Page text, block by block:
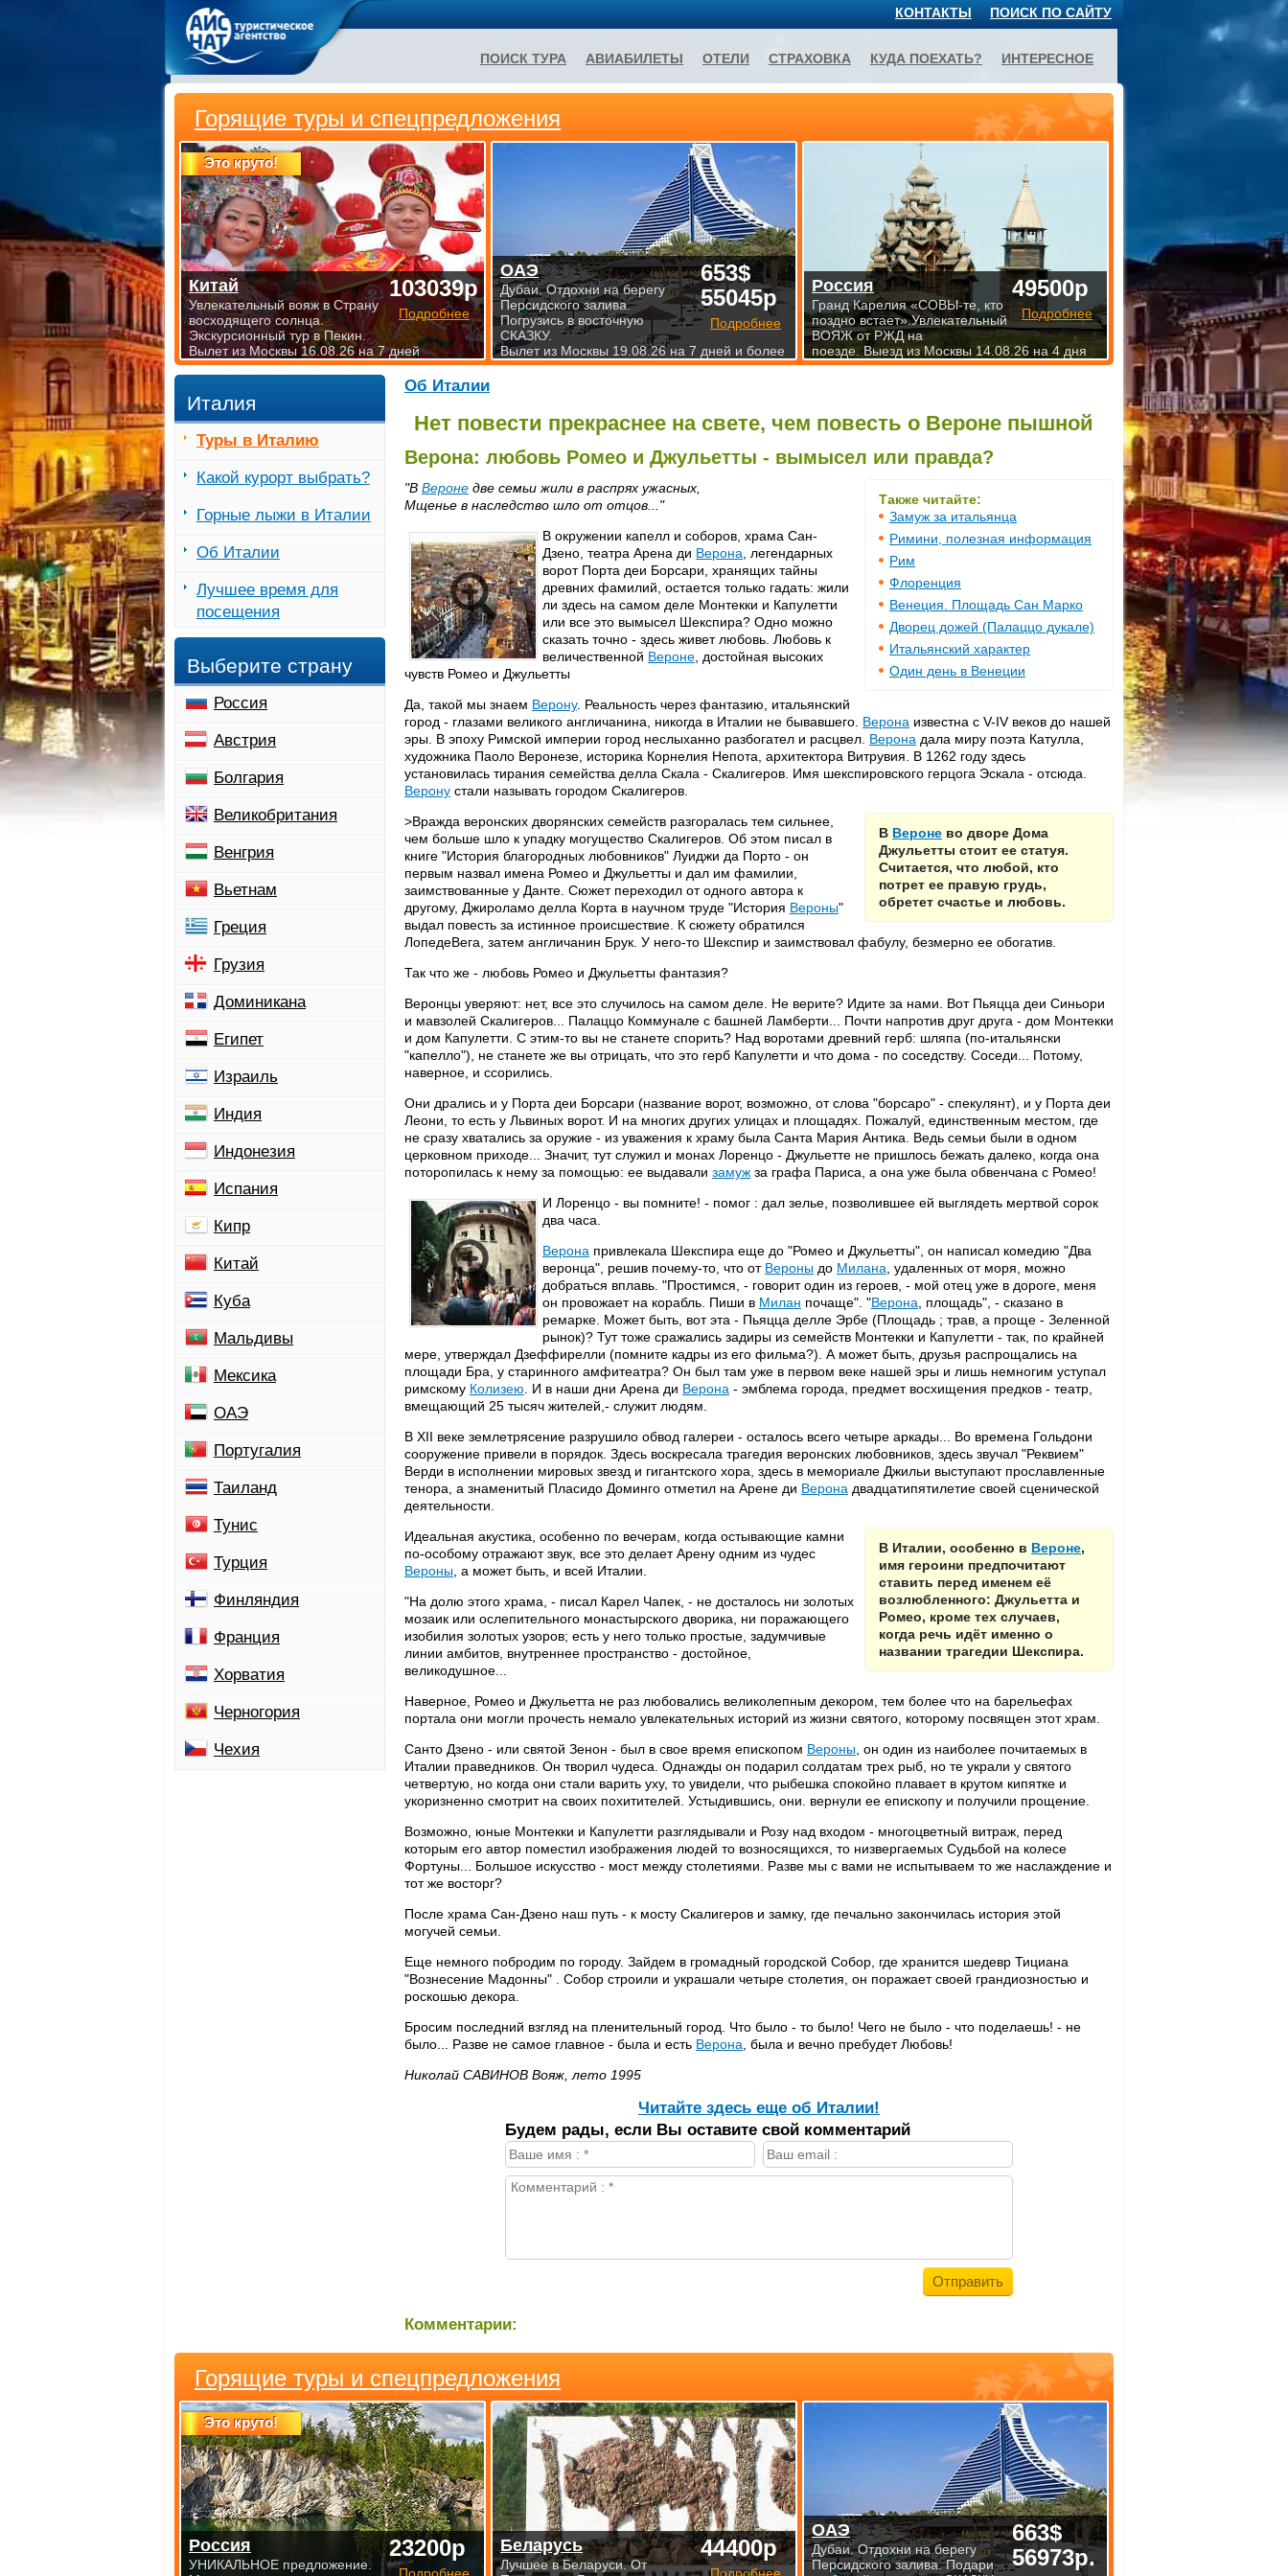
Об Италии
Нет повести прекраснее на свете, чем повесть о Вероне пышной
Верона: любовь Ромео и Джульетты - вымысел или правда?
Также читайте:
Замуж за итальянца
Римини, полезная информация
Рим
Флоренция
Венеция. Площадь Сан Марко
Дворец дожей (Палаццо дукале)
Итальянский характер
Один день в Венеции
"В Вероне две семьи жили в распрях ужасных,
Мщенье в наследство шло от отцов..."
В окружении капелл и соборов, храма Сан-
Дзено, театра Арена ди Верона , легендарных
ворот Порта деи Борсари, хранящих тайны
древних фамилий, остается только гадать: жили
ли здесь на самом деле Монтекки и Капулетти
или все это вымысел Шекспира? Одно можно
сказать точно - здесь живет любовь. Любовь к
величественной Вероне , достойная высоких
чувств Ромео и Джульетты
Да, такой мы знаем Верону. Реальность через фантазию, итальянский
город - глазами великого англичанина, никогда в Италии не бывавшего. Верона известна с V-IV веков до нашей
эры. В эпоху Римской империи город неслыханно разбогател и расцвел. Верона дала миру поэта Катулла,
художника Паоло Веронезе, историка Корнелия Непота, архитектора Витрувия. В 1262 году здесь
установилась тирания семейства делла Скала - Скалигеров. Имя шекспировского герцога Эскала - отсюда.
Верону стали называть городом Скалигеров.
В Вероне во дворе Дома
Джульетты стоит ее статуя.
Считается, что любой, кто
потрет ее правую грудь,
обретет счастье и любовь.
>Вражда веронских дворянских семейств разгоралась тем сильнее,
чем больше шло к упадку могущество Скалигеров. Об этом писал в
книге "История благородных любовников" Луиджи да Порто - он
первым назвал имена Ромео и Джульетты и дал им фамилии,
заимствованные у Данте. Сюжет переходил от одного автора к
другому, Джироламо делла Корта в научном труде "История Вероны"
выдал повесть за истинное происшествие. К сюжету обратился
ЛопедеВега, затем англичанин Брук. У него-то Шекспир и заимствовал фабулу, безмерно ее обогатив.
Так что же - любовь Ромео и Джульетты фантазия?
Веронцы уверяют: нет, все это случилось на самом деле. Не верите? Идите за нами. Вот Пьяцца деи Синьори
и мавзолей Скалигеров... Палаццо Коммунале с башней Ламберти... Почти напротив друг друга - дом Монтекки
и дом Капулетти. С этим-то вы не станете спорить? Над воротами древний герб: шляпа (по-итальянски
"капелло"), не станете же вы отрицать, что это герб Капулетти и что дома - по соседству. Соседи... Потому,
наверное, и ссорились.
Они дрались и у Порта деи Борсари (название ворот, возможно, от слова "борсаро" - спекулянт), и у Порта деи
Леони, то есть у Львиных ворот. И на многих других улицах и площадях. Пожалуй, единственным местом, где
не сразу хватались за оружие - из уважения к храму была Санта Мария Антика. Ведь семьи были в одном
церковном приходе... Значит, тут служил и монах Лоренцо - Джульетте не пришлось бежать далеко, когда она
поторопилась к нему за помощью: ее выдавали замуж за графа Париса, а она уже была обвенчана с Ромео!
И Лоренцо - вы помните! - помог : дал зелье, позволившее ей выглядеть мертвой сорок
два часа.
Верона привлекала Шекспира еще до "Ромео и Джульетты", он написал комедию "Два
веронца", решив почему-то, что от Вероны до Милана , удаленных от моря, можно
добраться вплавь. "Простимся, - говорит один из героев, - мой отец уже в дороге, меня
он провожает на корабль. Пиши в Милан почаще". "Верона , площадь", - сказано в
ремарке. Может быть, вот эта - Пьяцца делле Эрбе (Площадь ; трав, а проще - Зеленной
рынок)? Тут тоже сражались задиры из семейств Монтекки и Капулетти - так, по крайней
мере, утверждал Дзеффирелли (помните кадры из его фильма?). А может быть, друзья распрощались на
площади Бра, у старинного амфитеатра? Он был там уже в первом веке нашей эры и лишь немногим уступал
римскому Колизею . И в наши дни Арена ди Верона - эмблема города, предмет восхищения предков - театр,
вмещающий 25 тысяч жителей,- служит людям.
В XII веке землетрясение разрушило обвод галереи - осталось всего четыре аркады... Во времена Гольдони
сооружение привели в порядок. Здесь воскресала трагедия веронских любовников, здесь звучал "Реквием"
Верди в исполнении мировых звезд и гигантского хора, здесь в мемориале Джильи выступают прославленные
тенора, а знаменитый Пласидо Доминго отметил на Арене ди Верона двадцатипятилетие своей сценической
деятельности.
В Италии, особенно в Вероне,
имя героини предпочитают
ставить перед именем её
возлюбленного: Джульетта и
Ромео, кроме тех случаев,
когда речь идёт именно о
названии трагедии Шекспира.
Идеальная акустика, особенно по вечерам, когда остывающие камни
по-особому отражают звук, все это делает Арену одним из чудес
Вероны , а может быть, и всей Италии.
"На долю этого храма, - писал Карел Чапек, - не досталось ни золотых
мозаик или ослепительного монастырского дворика, ни поражающего
изобилия золотых узоров; есть у него только простые, задумчивые
линии амбитов, внутреннее пространство - достойное,
великодушное...
Наверное, Ромео и Джульетта не раз любовались великолепным декором, тем более что на барельефах
портала они могли прочесть немало увлекательных историй из жизни святого, которому посвящен этот храм.
Санто Дзено - или святой Зенон - был в свое время епископом Вероны , он один из наиболее почитаемых в
Италии праведников. Он творил чудеса. Однажды он подарил солдатам трех рыб, но те украли у святого
четвертую, но когда они стали варить уху, то увидели, что рыбешка спокойно плавает в крутом кипятке и
укоризненно смотрит на своих похитителей. Устыдившись, они. вернули ее епископу и получили прощение.
Возможно, юные Монтекки и Капулетти разглядывали и Розу над входом - многоцветный витраж, перед
которым его автор поместил изображения людей то возносящихся, то низвергаемых Судьбой на колесе
Фортуны... Большое искусство - мост между столетиями. Разве мы с вами не испытываем то же наслаждение и
тот же восторг?
После храма Сан-Дзено наш путь - к мосту Скалигеров и замку, где печально закончилась история этой
могучей семьи.
Еще немного побродим по городу. Зайдем в громадный городской Собор, где хранится шедевр Тициана
"Вознесение Мадонны" . Собор строили и украшали четыре столетия, он поражает своей грандиозностью и
роскошью декора.
Бросим последний взгляд на пленительный город. Что было - то было! Чего не было - что поделаешь! - не
было... Разве не самое главное - была и есть Верона , была и вечно пребудет Любовь!
Николай САВИНОВ Вояж, лето 1995
Читайте здесь еще об Италии!
Будем рады, если Вы оставите свой комментарий
Комментарии:
Италия
Туры в Италию
Какой курорт выбрать?
Горные лыжи в Италии
Об Италии
Лучшее время для
посещения
Выберите страну
Россия
Австрия
Болгария
Великобритания
Венгрия
Вьетнам
Греция
Грузия
Доминикана
Египет
Израиль
Индия
Индонезия
Испания
Кипр
Китай
Куба
Мальдивы
Мексика
ОАЭ
Португалия
Таиланд
Тунис
Турция
Финляндия
Франция
Хорватия
Черногория
Чехия
Горящие туры и спецпредложения
Это круто!
23200р
Россия
УНИКАЛЬНОЕ предложение.
44400р
Беларусь
Лучшее в Беларуси. От
663$
56973р.
ОАЭ
Дубаи. Отдохни на берегу
Персидского залива. Подари
Горящие туры и спецпредложения
Это круто!
103039р
Подробнее
Китай
Увлекательный вояж в Страну
восходящего солнца.
Экскурсионный тур в Пекин.
Вылет из Москвы 16.08.26 на 7 дней
653$
55045р
Подробнее
ОАЭ
Дубаи. Отдохни на берегу
Персидского залива.
Погрузись в восточную
СКАЗКУ.
Вылет из Москвы 19.08.26 на 7 дней и более
49500р
Подробнее
Россия
Гранд Карелия «СОВЫ-те, кто
поздно встает».Увлекательный
ВОЯЖ от РЖД на
поезде. Выезд из Москвы 14.08.26 на 4 дня
ПОИСК ПО САЙТУ
КОНТАКТЫ
ПОИСК ТУРА АВИАБИЛЕТЫ ОТЕЛИ СТРАХОВКА КУДА ПОЕХАТЬ? ИНТЕРЕСНОЕ